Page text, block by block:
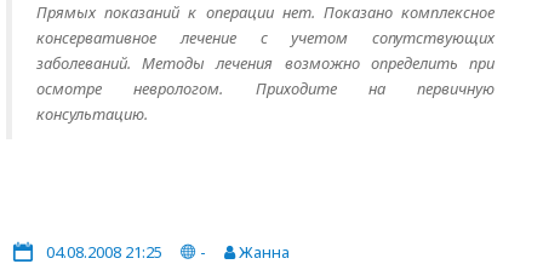
Прямых показаний к операции нет. Показано комплексное
консервативное лечение с учетом сопутствующих
заболеваний. Методы лечения возможно определить при
осмотре неврологом. Приходите на первичную
консультацию.
04.08.2008 21:25 -
Жанна